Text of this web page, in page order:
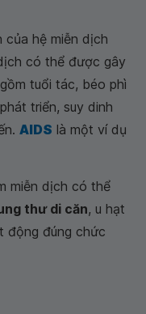
của hệ miễn dịch
có thể được gây
tuổi tác, béo phì
triển, suy dinh
AIDS là một ví dụ
miễn dịch có thể
thư di căn, u hạt
động đúng chức